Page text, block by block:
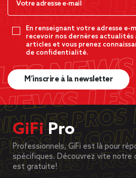
En renseignant votre adresse e-
recevoir nos dernères actualités
articles et vous prenez
de confidentialité.
M’inscrire à la newsletter
GiFiPro
Professionnels, GiFi est là pour
spécifiques. Découvrez vite notre
est gratuite!